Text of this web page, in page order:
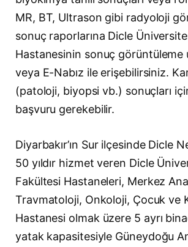
MR, BT, Ultrason gibi radyoloji
sonuç raporlarına Dicle
Hastanesinin sonuç görüntüleme
veya E-Nabız ile erişebilirsiniz.
(patoloji, biyopsi vb.) sonuçları
başvuru gerekebilir.
Diyarbakır’ın Sur ilçesinde Dicle
50 yıldır hizmet veren Dicle
Fakültesi Hastaneleri, Merkez
Travmatoloji, Onkoloji, Çocuk ve
Hastanesi olmak üzere 5 ayrı
yatak kapasitesiyle Güneydoğu